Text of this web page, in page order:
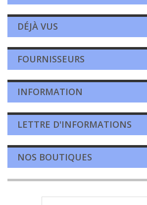
DÉJÀ VUS
FOURNISSEURS
INFORMATION
LETTRE D'INFORMATIONS
NOS BOUTIQUES